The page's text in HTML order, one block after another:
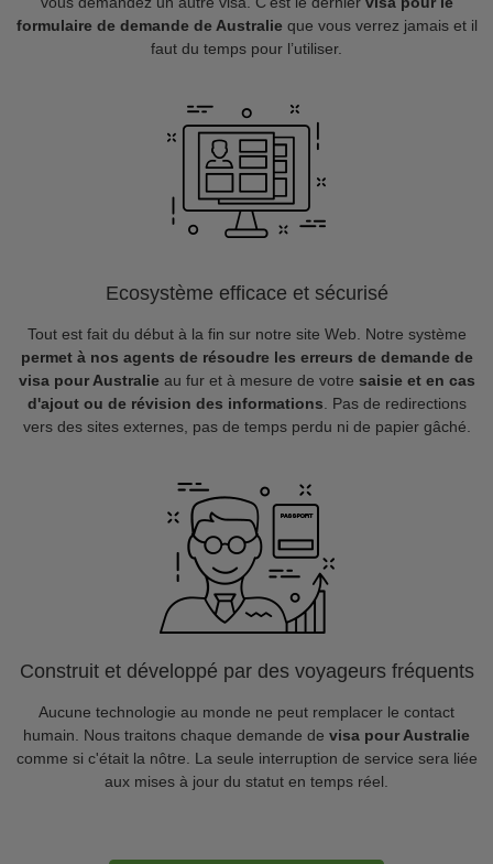
formulaire de demande de Australie que vous verrez jamais et il
faut du temps pour l’utiliser.
Ecosystème efficace et sécurisé
Tout est fait du début à la fin sur notre site Web. Notre système
permet à nos agents de résoudre les erreurs de demande de
visa pour Australie au fur et à mesure de votre saisie et en cas
d'ajout ou de révision des informations . Pas de redirections
vers des sites externes, pas de temps perdu ni de papier gâché.
Construit et développé par des voyageurs fréquents
Aucune technologie au monde ne peut remplacer le contact
humain. Nous traitons chaque demande de visa pour Australie
comme si c'était la nôtre. La seule interruption de service sera liée
aux mises à jour du statut en temps réel.